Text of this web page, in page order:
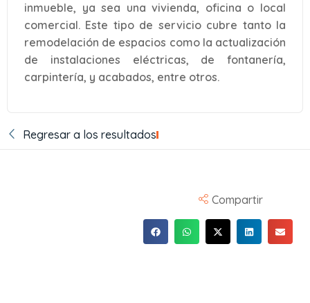
inmueble, ya sea una vivienda, oficina o local
comercial. Este tipo de servicio cubre tanto la
remodelación de espacios como la actualización
de instalaciones eléctricas, de fontanería,
carpintería, y acabados, entre otros.
Regresar a los resultados
Compartir